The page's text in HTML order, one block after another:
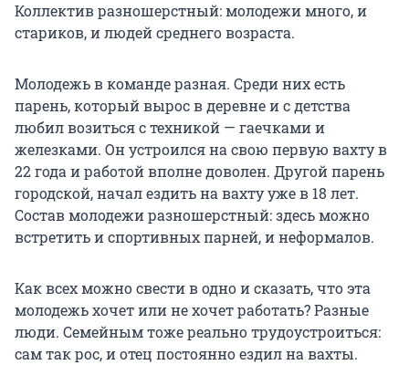
Коллектив разношерстный: молодежи много, и
стариков, и людей среднего возраста.
Молодежь в команде разная. Среди них есть
парень, который вырос в деревне и с детства
любил возиться с техникой — гаечками и
железками. Он устроился на свою первую вахту в
22 года и работой вполне доволен. Другой парень
городской, начал ездить на вахту уже в 18 лет.
Состав молодежи разношерстный: здесь можно
встретить и спортивных парней, и неформалов.
Как всех можно свести в одно и сказать, что эта
молодежь хочет или не хочет работать? Разные
люди. Семейным тоже реально трудоустроиться:
сам так рос, и отец постоянно ездил на вахты.